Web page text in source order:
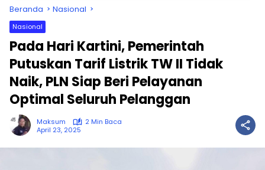
Beranda Nasional
Nasional
Pada Hari Kartini, Pemerintah
Putuskan Tarif Listrik TW II Tidak
Naik, PLN Siap Beri Pelayanan
Optimal Seluruh Pelanggan
Maksum
2 Min Baca
April 23, 2025